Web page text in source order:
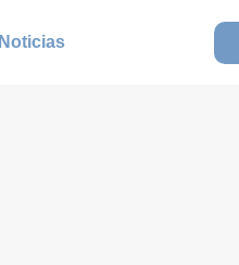
Noticias